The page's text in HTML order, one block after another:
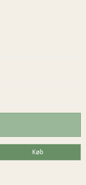
Køb